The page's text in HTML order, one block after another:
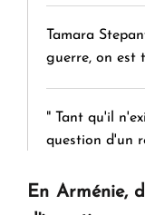
Tamara
guerre, on est
" Tant qu'il
question d'un
KASA : 30 ans
En Arménie,